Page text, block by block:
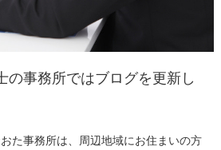
の事務所ではブログを更新し
た事務所は、周辺地域にお住まいの方